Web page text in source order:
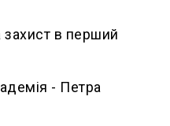
захист в перший
- Петра